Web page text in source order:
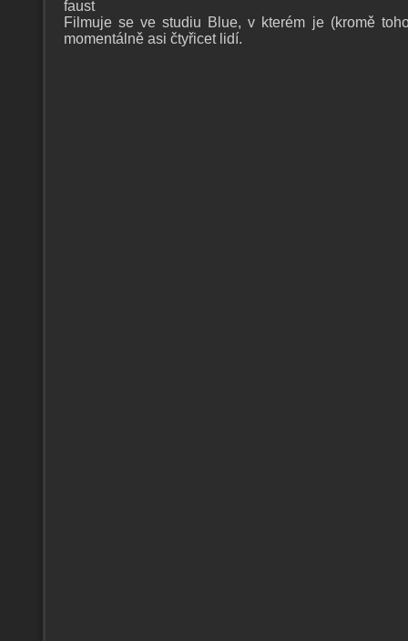
faust
Filmuje se ve studiu Blue, v kterém je (kromě
momentálně asi čtyřicet lidí.